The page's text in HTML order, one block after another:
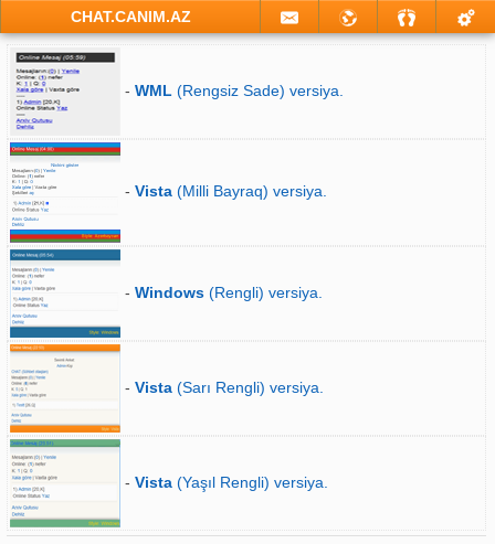
CHAT.CANIM.AZ
- WML (Rengsiz Sade) versiya.
- Vista (Milli Bayraq) versiya.
- Windows (Rengli) versiya.
- Vista (Sarı Rengli) versiya.
- Vista (Yaşıl Rengli) versiya.